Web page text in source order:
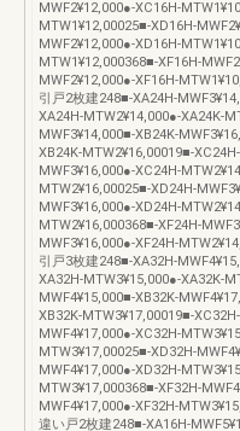
MWF2¥12,000●-XC16H-
MTW1¥12,00025■-XD16H-
MWF2¥12,000●-XD16H-
MTW1¥12,000368■-XF16H-
MWF2¥12,000●-XF16H-
引戸2枚建248■-XA24H-
XA24H-MTW2¥14,000●-XA24K-
MWF3¥14,000■-XB24K-
XB24K-MTW2¥16,00019■-
MWF3¥16,000●-XC24H-
MTW2¥16,00025■-XD24H-
MWF3¥16,000●-XD24H-
MTW2¥16,000368■-XF24H-
MWF3¥16,000●-XF24H-
引戸3枚建248■-XA32H-
XA32H-MTW3¥15,000●-XA32K-
MWF4¥15,000■-XB32K-
XB32K-MTW3¥17,00019■-
MWF4¥17,000●-XC32H-
MTW3¥17,00025■-XD32H-
MWF4¥17,000●-XD32H-
MTW3¥17,000368■-XF32H-
MWF4¥17,000●-XF32H-
違い戸2枚建248■-XA16H-